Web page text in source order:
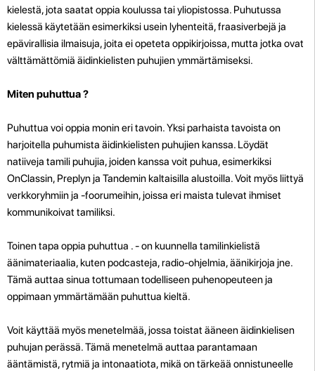
kielestä, jota saatat oppia koulussa tai yliopistossa. Puhutussa
kielessä käytetään esimerkiksi usein lyhenteitä, fraasiverbejä ja
epävirallisia ilmaisuja, joita ei opeteta oppikirjoissa, mutta jotka ovat
välttämättömiä äidinkielisten puhujien ymmärtämiseksi.
Miten puhuttua ?
Puhuttua voi oppia monin eri tavoin. Yksi parhaista tavoista on
harjoitella puhumista äidinkielisten puhujien kanssa. Löydät
natiiveja tamili puhujia, joiden kanssa voit puhua, esimerkiksi
OnClassin, Preplyn ja Tandemin kaltaisilla alustoilla. Voit myös liittyä
verkkoryhmiin ja -foorumeihin, joissa eri maista tulevat ihmiset
kommunikoivat tamiliksi.
Toinen tapa oppia puhuttua . - on kuunnella tamilinkielistä
äänimateriaalia, kuten podcasteja, radio-ohjelmia, äänikirjoja jne.
Tämä auttaa sinua tottumaan todelliseen puhenopeuteen ja
oppimaan ymmärtämään puhuttua kieltä.
Voit käyttää myös menetelmää, jossa toistat ääneen äidinkielisen
puhujan perässä. Tämä menetelmä auttaa parantamaan
ääntämistä, rytmiä ja intonaatiota, mikä on tärkeää onnistuneelle